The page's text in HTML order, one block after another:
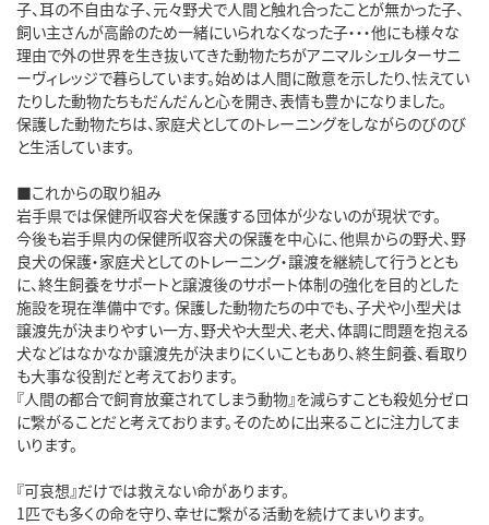
子、耳の不自由な子、元々野犬で人間と触れ合ったことが無かった子、
飼い主さんが高齢のため一緒にいられなくなった子・・・他にも様々な
理由で外の世界を生き抜いてきた動物たちがアニマルシェルターサニ
ーヴィレッジで暮らしています。始めは人間に敵意を示したり、怯えてい
たりした動物たちもだんだんと心を開き、表情も豊かになりました。
保護した動物たちは、家庭犬としてのトレーニングをしながらのびのび
と生活しています。
■これからの取り組み
岩手県では保健所収容犬を保護する団体が少ないのが現状です。
今後も岩手県内の保健所収容犬の保護を中心に、他県からの野犬、野
良犬の保護・家庭犬としてのトレーニング・譲渡を継続して行うととも
に、終生飼養をサポートと譲渡後のサポート体制の強化を目的とした
施設を現在準備中です。 保護した動物たちの中でも、子犬や小型犬は
譲渡先が決まりやすい一方、野犬や大型犬、老犬、体調に問題を抱える
犬などはなかなか譲渡先が決まりにくいこともあり、終生飼養、看取り
も大事な役割だと考えております。
『人間の都合で飼育放棄されてしまう動物』を減らすことも殺処分ゼロ
に繋がることだと考えております。そのために出来ることに注力してま
いります。
『可哀想』だけでは救えない命があります。
1匹でも多くの命を守り、幸せに繋がる活動を続けてまいります。